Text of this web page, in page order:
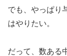
でも、やっぱり
はやりたい。
だって、数ある